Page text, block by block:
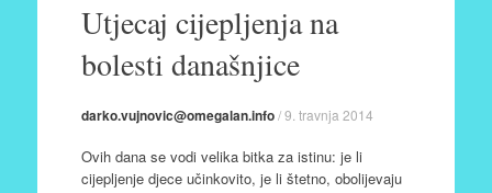
contentUtjecaj cijepljenja na
bolesti današnjice
darko.vujnovic@omegalan.info/9. travnja 2014
Ovih dana se vodi velika bitka za istinu: je li
cijepljenje djece učinkovito, je li štetno, obolijevaju